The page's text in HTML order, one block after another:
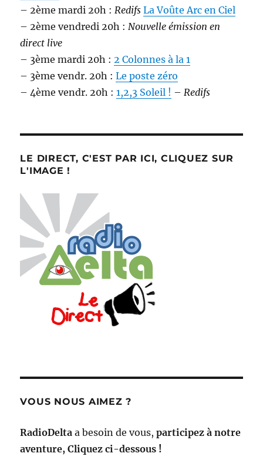
– 2ème mardi 20h : Redifs La Voûte Arc en Ciel
– 2ème vendredi 20h : Nouvelle émission en
direct live
– 3ème mardi 20h : 2 Colonnes à la 1
– 3ème vendr. 20h :Le poste zéro
– 4ème vendr. 20h :1,2,3 Soleil ! – Redifs
LE DIRECT, C'EST PAR ICI, CLIQUEZ SUR
L'IMAGE !
VOUS NOUS AIMEZ ?
RadioDelta a besoin de vous,participez à notre
aventure, Cliquez ci-dessous !